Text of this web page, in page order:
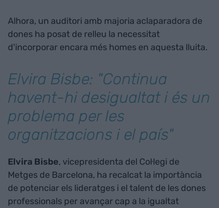
Alhora, un auditori amb majoria aclaparadora de
dones ha posat de relleu la necessitat
d'incorporar encara més homes en aquesta lluita.
Elvira Bisbe: "Continua
havent-hi desigualtat i és un
problema per les
organitzacions i el país"
Elvira Bisbe, vicepresidenta del Col·legi de
Metges de Barcelona, ha recalcat la importància
de potenciar els lideratges i el talent de les dones
professionals per avançar cap a la igualtat